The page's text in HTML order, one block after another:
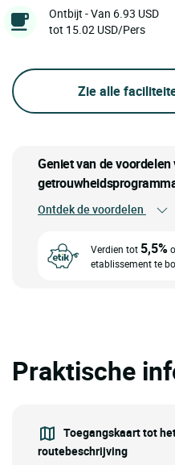
Ontbijt - Van 6.93 USD
tot 15.02 USD/Pers
Zie alle
Geniet van de voordelen
Ontdek de voordelen
Verdien tot 5,5%
etablissement te
Praktische
Toegangskaart tot
routebeschrijving